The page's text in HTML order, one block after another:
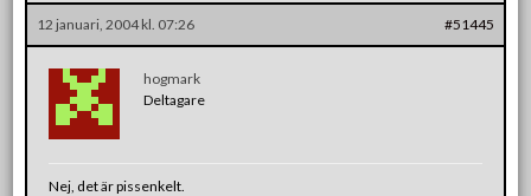
12 januari, 2004 kl. 07:26 #51445
hogmark
Deltagare
Nej, det är pissenkelt.